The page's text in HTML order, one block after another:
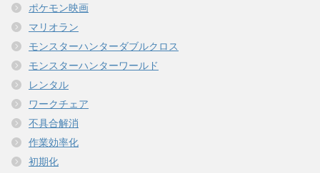
ポケモン映画
マリオラン
モンスターハンターダブルクロス
モンスターハンターワールド
レンタル
ワークチェア
不具合解消
作業効率化
初期化